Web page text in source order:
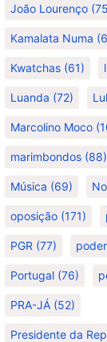
João Lourenço
Kamalata Numa
Kwatchas (61)
Luanda (72)
Marcolino Moco
marimbondos (88)
Música (69)
oposição (171)
PGR (77) poder
Portugal (76)
PRA-JÁ (52)
Presidente da